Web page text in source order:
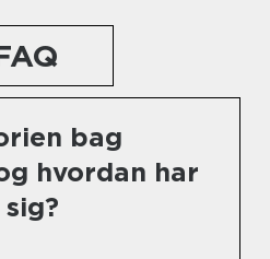
bag
hvordan har